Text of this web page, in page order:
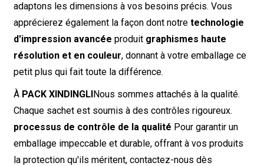
adaptons les dimensions à vos besoins précis. Vous
apprécierez également la façon dont notre technologie
d'impression avancée produit graphismes haute
résolution et en couleur, donnant à votre emballage ce
petit plus qui fait toute la différence.
À PACK XINDINGLINous sommes attachés à la qualité.
Chaque sachet est soumis à des contrôles rigoureux.
processus de contrôle de la qualité Pour garantir un
emballage impeccable et durable, offrant à vos produits
la protection qu'ils méritent, contactez-nous dès